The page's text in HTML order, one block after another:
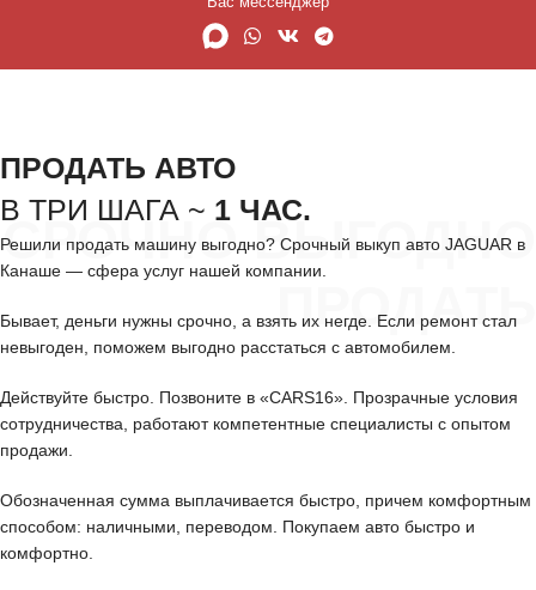
СРОЧНО ВЫГОДНО
ПРОДАТЬ
ПРОДАТЬ АВТО
В ТРИ ШАГА ~ 1 ЧАС.
Решили продать машину выгодно? Срочный выкуп авто JAGUAR в
Канаше — сфера услуг нашей компании.
Бывает, деньги нужны срочно, а взять их негде. Если ремонт стал
невыгоден, поможем выгодно расстаться с автомобилем.
Действуйте быстро. Позвоните в «CARS16». Прозрачные условия
сотрудничества, работают компетентные специалисты с опытом
продажи.
Обозначенная сумма выплачивается быстро, причем комфортным
способом: наличными, переводом. Покупаем авто быстро и
комфортно.